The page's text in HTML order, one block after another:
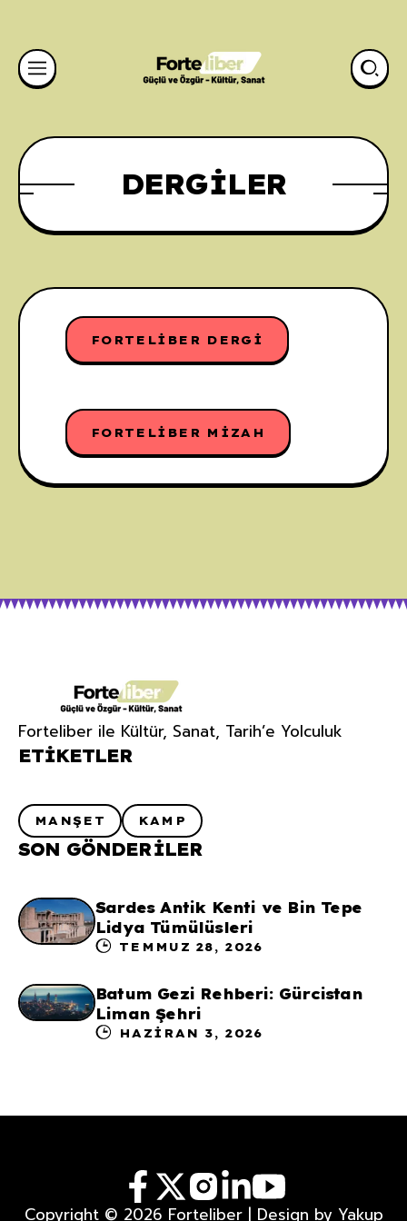
DERGILER
FORTELIBER DERGI
FORTELIBER MIZAH
Forteliber ile Kültür, Sanat, Tarih’e Yolculuk
ETIKETLER
MANŞET KAMP
SON GÖNDERILER
Sardes Antik Kenti ve Bin Tepe
Lidya Tümülüsleri
TEMMUZ 28, 2026
Batum Gezi Rehberi: Gürcistan
Liman Şehri
HAZIRAN 3, 2026
Copyright © 2026 Forteliber | Design by Yakup